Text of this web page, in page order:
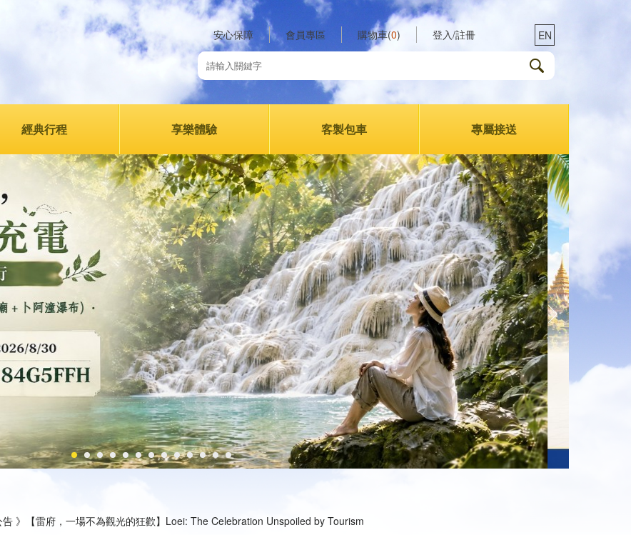
安心保障 會員專區 購物車(0) 登入/註冊 EN
經典行程 享樂體驗 客製包車 專屬接送
》 【雷府，一場不為觀光的狂歡】Loei: The Celebration Unspoiled by Tourism